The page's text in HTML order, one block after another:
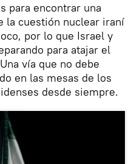
para encontrar una
la cuestión nuclear iraní
por lo que Israel y
para atajar el
vía que no debe
en las mesas de los
desde siempre.